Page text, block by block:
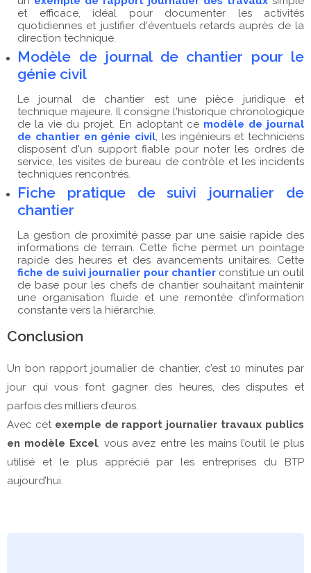
et efficace, idéal pour documenter les activités
quotidiennes et justifier d'éventuels retards auprès de la
direction technique.
Modèle de journal de chantier pour le
génie civil
Le journal de chantier est une pièce juridique et
technique majeure. Il consigne l'historique chronologique
de la vie du projet. En adoptant ce modèle de journal
de chantier en génie civil, les ingénieurs et techniciens
disposent d'un support fiable pour noter les ordres de
service, les visites de bureau de contrôle et les incidents
techniques rencontrés.
Fiche pratique de suivi journalier de
chantier
La gestion de proximité passe par une saisie rapide des
informations de terrain. Cette fiche permet un pointage
rapide des heures et des avancements unitaires. Cette
fiche de suivi journalier pour chantierconstitue un outil
de base pour les chefs de chantier souhaitant maintenir
une organisation fluide et une remontée d'information
constante vers la hiérarchie.
Conclusion
Un bon rapport journalier de chantier, c’est 10 minutes par
jour qui vous font gagner des heures, des disputes et
parfois des milliers d’euros.
Avec cet exemple de rapport journalier travaux publics
en modèle Excel, vous avez entre les mains l’outil le plus
utilisé et le plus apprécié par les entreprises du BTP
aujourd’hui.